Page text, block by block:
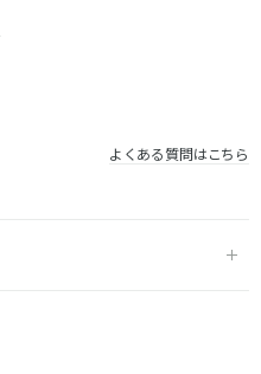
よくある質問はこちら